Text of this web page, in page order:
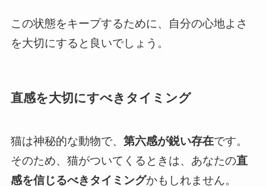
この状態をキープするために、自分の心地よさ
を大切にすると良いでしょう。
直感を大切にすべきタイミング
猫は神秘的な動物で、 第六感が鋭い存在です。
そのため、猫がついてくるときは、あなたの直
感を信じるべきタイミングかもしれません。